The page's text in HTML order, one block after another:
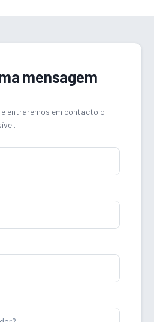
mensagem
entraremos em contacto o